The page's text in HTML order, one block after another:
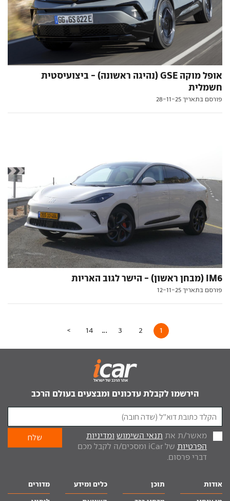
אופל מוקה GSE (נהיגה ראשונה) - ביצועיסטית
חשמלית
פורסם בתאריך 28-11-25
IM6 (מבחן ראשון) - הישר לגוב האריות
פורסם בתאריך 12-11-25
1
2
3
...
14
>
הירשמו לקבלת עדכונים ומבצעים בעולם הרכב
מאשר/ת את תנאי השימוש ומדיניות
הפרטיות
של iCar ומסכים/ה לקבל מכם
דברי פרסום.
אודות תוכן כלים ומידע מדורים